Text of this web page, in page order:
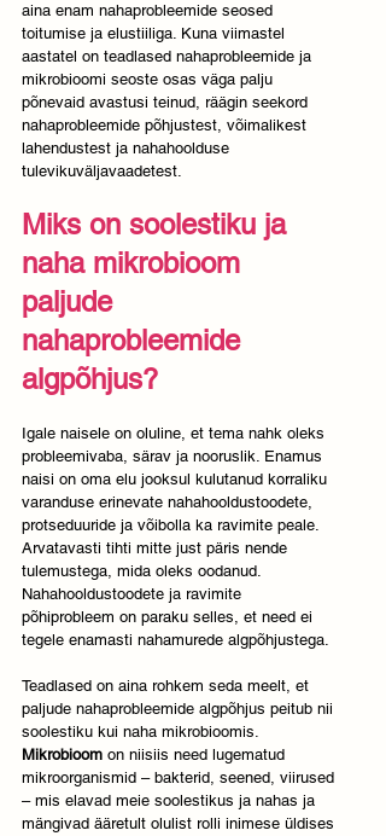
aina enam nahaprobleemide seosed
toitumise ja elustiiliga. Kuna viimastel
aastatel on teadlased nahaprobleemide ja
mikrobioomi seoste osas väga palju
põnevaid avastusi teinud, räägin seekord
nahaprobleemide põhjustest, võimalikest
lahendustest ja nahahoolduse
tulevikuväljavaadetest.
Miks on soolestiku ja
naha mikrobioom
paljude
nahaprobleemide
algpõhjus?
Igale naisele on oluline, et tema nahk oleks
probleemivaba, särav ja nooruslik. Enamus
naisi on oma elu jooksul kulutanud korraliku
varanduse erinevate nahahooldustoodete,
protseduuride ja võibolla ka ravimite peale.
Arvatavasti tihti mitte just päris nende
tulemustega, mida oleks oodanud.
Nahahooldustoodete ja ravimite
põhiprobleem on paraku selles, et need ei
tegele enamasti nahamurede algpõhjustega.
Teadlased on aina rohkem seda meelt, et
paljude nahaprobleemide algpõhjus peitub nii
soolestiku kui naha mikrobioomis.
Mikrobioom on niisiis need lugematud
mikroorganismid – bakterid, seened, viirused
– mis elavad meie soolestikus ja nahas ja
mängivad ääretult olulist rolli inimese üldises